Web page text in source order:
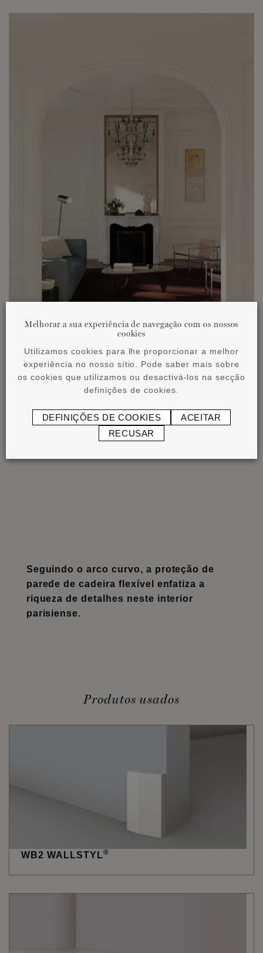
Seguindo o arco curvo, a proteção de
parede de cadeira flexível enfatiza a
riqueza de detalhes neste interior
parisiense.
Produtos usados
WB2 WALLSTYL®
Melhorar a sua experiência de navegação com os nossos
cookies
Utilizamos cookies para lhe proporcionar a melhor
experiência no nosso sítio. Pode saber mais sobre
os cookies que utilizamos ou desactivá-los na secção
definições de cookies.
DEFINIÇÕES DE COOKIES
ACEITAR
RECUSAR